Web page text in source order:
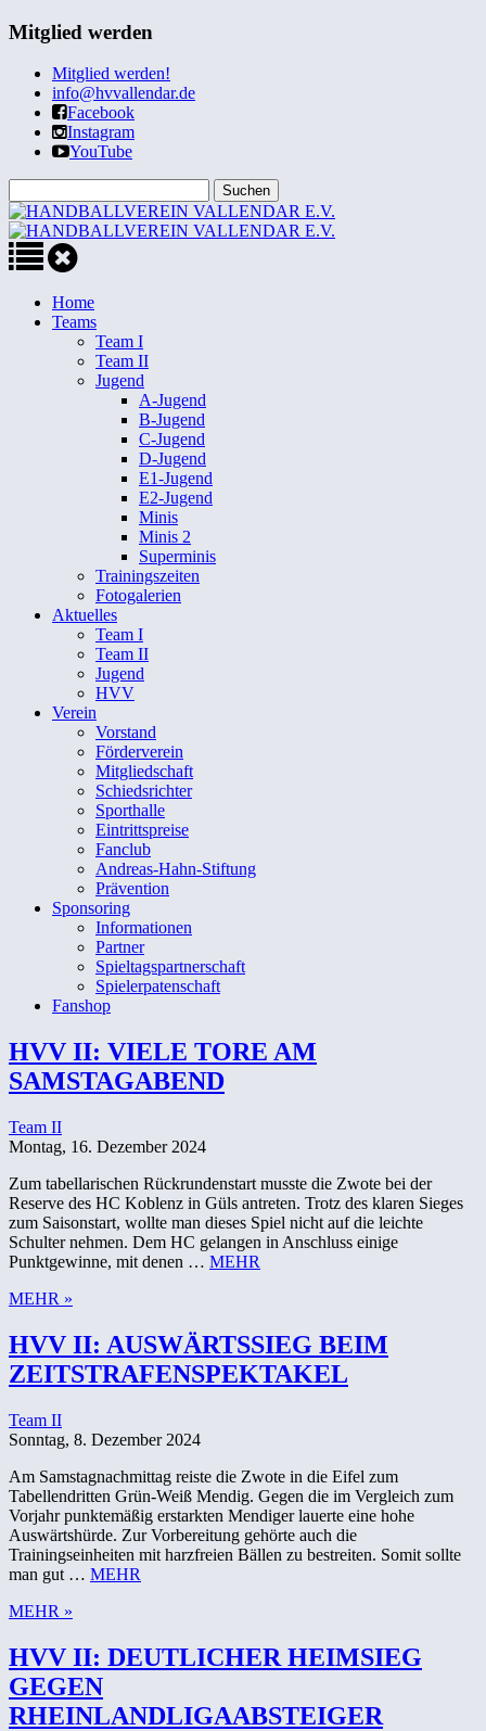
Mitglied werden
Mitglied werden!
info@hvvallendar.de
Facebook
Instagram
YouTube
Home
Teams
Team I
Team II
Jugend
A-Jugend
B-Jugend
C-Jugend
D-Jugend
E1-Jugend
E2-Jugend
Minis
Minis 2
Superminis
Trainingszeiten
Fotogalerien
Aktuelles
Team I
Team II
Jugend
HVV
Verein
Vorstand
Förderverein
Mitgliedschaft
Schiedsrichter
Sporthalle
Eintrittspreise
Fanclub
Andreas-Hahn-Stiftung
Prävention
Sponsoring
Informationen
Partner
Spieltagspartnerschaft
Spielerpatenschaft
Fanshop
HVV II: VIELE TORE AM
SAMSTAGABEND
Team II
Montag, 16. Dezember 2024
Zum tabellarischen Rückrundenstart musste die Zwote bei der
Reserve des HC Koblenz in Güls antreten. Trotz des klaren Sieges
zum Saisonstart, wollte man dieses Spiel nicht auf die leichte
Schulter nehmen. Dem HC gelangen in Anschluss einige
Punktgewinne, mit denen … MEHR
MEHR »
HVV II: AUSWÄRTSSIEG BEIM
ZEITSTRAFENSPEKTAKEL
Team II
Sonntag, 8. Dezember 2024
Am Samstagnachmittag reiste die Zwote in die Eifel zum
Tabellendritten Grün-Weiß Mendig. Gegen die im Vergleich zum
Vorjahr punktemäßig erstarkten Mendiger lauerte eine hohe
Auswärtshürde. Zur Vorbereitung gehörte auch die
Trainingseinheiten mit harzfreien Bällen zu bestreiten. Somit sollte
man gut … MEHR
MEHR »
HVV II: DEUTLICHER HEIMSIEG
GEGEN
RHEINLANDLIGAABSTEIGER